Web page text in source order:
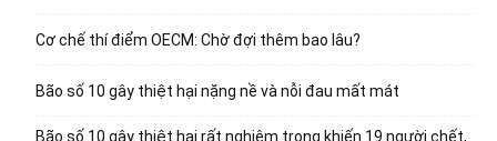
Cơ chế thí điểm OECM: Chờ đợi thêm bao lâu?
Bão số 10 gây thiệt hại nặng nề và nỗi đau mất mát
Bão số 10 gây thiệt hại rất nghiêm trọng khiến 19 người chết,